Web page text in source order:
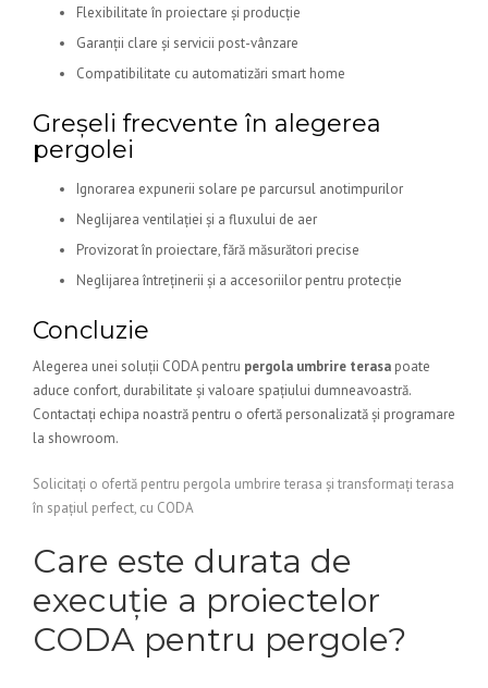
Flexibilitate în proiectare și producție
Garanții clare și servicii post-vânzare
Compatibilitate cu automatizări smart home
Greșeli frecvente în alegerea
pergolei
Ignorarea expunerii solare pe parcursul anotimpurilor
Neglijarea ventilației și a fluxului de aer
Provizorat în proiectare, fără măsurători precise
Neglijarea întreținerii și a accesoriilor pentru protecție
Concluzie
Alegerea unei soluții CODA pentru pergola umbrire terasa poate
aduce confort, durabilitate și valoare spațiului dumneavoastră.
Contactați echipa noastră pentru o ofertă personalizată și programare
la showroom.
Solicitați o ofertă pentru pergola umbrire terasa și transformați terasa
în spațiul perfect, cu CODA
Care este durata de
execuție a proiectelor
CODA pentru pergole?